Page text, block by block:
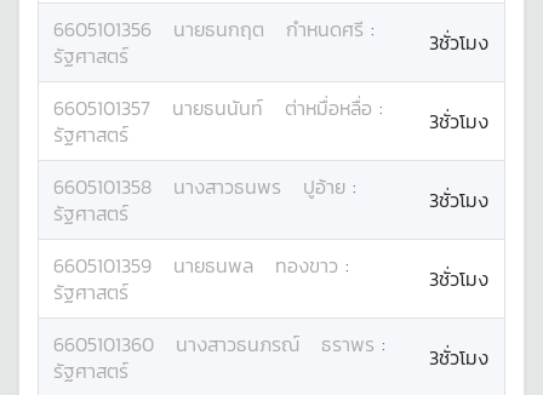
6605101356 นายธนกฤต กำหนดศรี :
รัฐศาสตร์
3ชั่วโมง
6605101357 นายธนนันท์ ต่าหมื่อหลื่อ :
รัฐศาสตร์
3ชั่วโมง
6605101358 นางสาวธนพร ปูอ้าย :
รัฐศาสตร์
3ชั่วโมง
6605101359 นายธนพล ทองขาว :
รัฐศาสตร์
3ชั่วโมง
6605101360 นางสาวธนภรณ์ ธราพร :
รัฐศาสตร์
3ชั่วโมง